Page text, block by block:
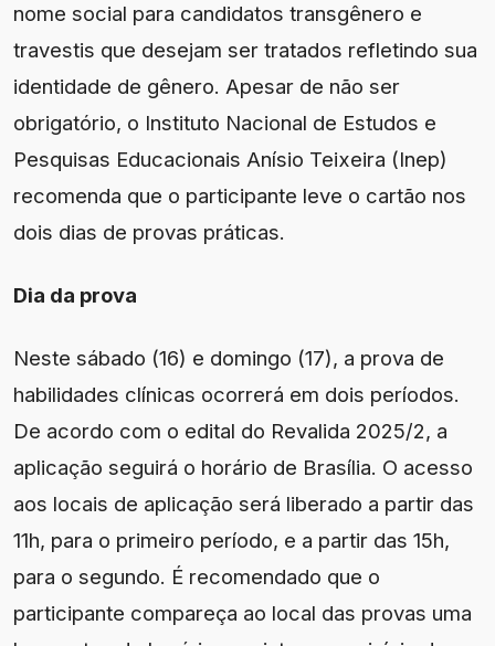
nome social para candidatos transgênero e
travestis que desejam ser tratados refletindo sua
identidade de gênero. Apesar de não ser
obrigatório, o Instituto Nacional de Estudos e
Pesquisas Educacionais Anísio Teixeira (Inep)
recomenda que o participante leve o cartão nos
dois dias de provas práticas.
Dia da prova
Neste sábado (16) e domingo (17), a prova de
habilidades clínicas ocorrerá em dois períodos.
De acordo com o edital do Revalida 2025/2, a
aplicação seguirá o horário de Brasília. O acesso
aos locais de aplicação será liberado a partir das
11h, para o primeiro período, e a partir das 15h,
para o segundo. É recomendado que o
participante compareça ao local das provas uma